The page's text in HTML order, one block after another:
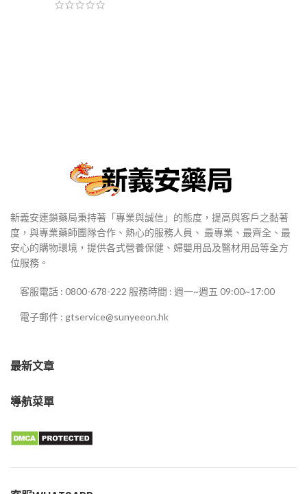
新義安連鎖藥局秉持著「專業與誠信」的態度，提高與客戶之黏著
度，與專業藥師團隊合作、熱心的服務人員、 最專業、最齊全、最
安心的購物環境，提供各式營養保健、婦嬰用品及醫材用品等全方
位服務。
客服電話 : 0800-678-222 服務時間 : 週一~週五 09:00~17:00
電子郵件 : gtservice@sunyeeon.hk
最新文章
導航菜單